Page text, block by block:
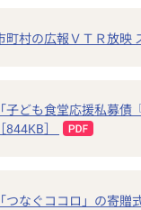
町村の広報ＶＴＲ放映
「子ども食堂応援私募
［844KB］
「つなぐココロ」の寄贈